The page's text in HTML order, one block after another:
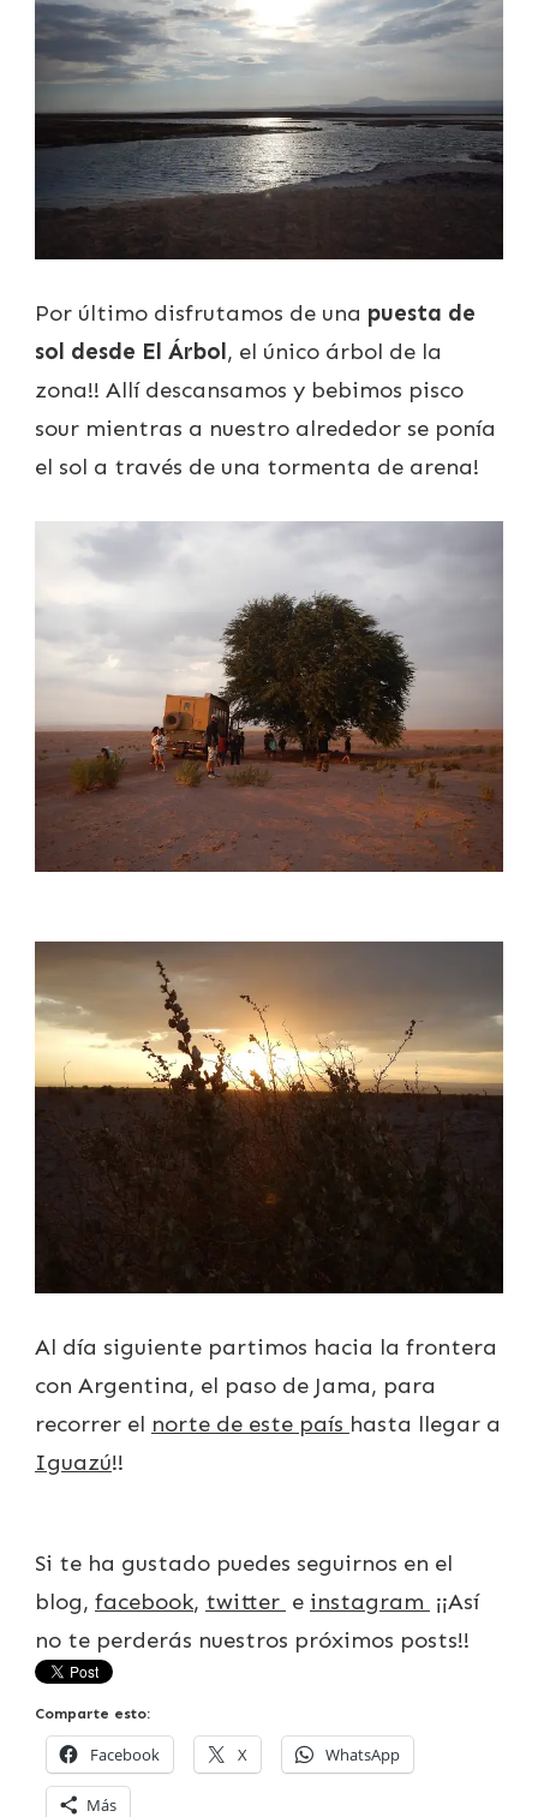
Por último disfrutamos de una puesta de
sol desde El Árbol, el único árbol de la
zona!! Allí descansamos y bebimos pisco
sour mientras a nuestro alrededor se ponía
el sol a través de una tormenta de arena!
Al día siguiente partimos hacia la frontera
con Argentina, el paso de Jama, para
recorrer el norte de este país hasta llegar a
Iguazú!!
Si te ha gustado puedes seguirnos en el
blog, facebook, twitter e instagram ¡¡Así
no te perderás nuestros próximos posts!!
Comparte esto:
Facebook X WhatsApp
Más